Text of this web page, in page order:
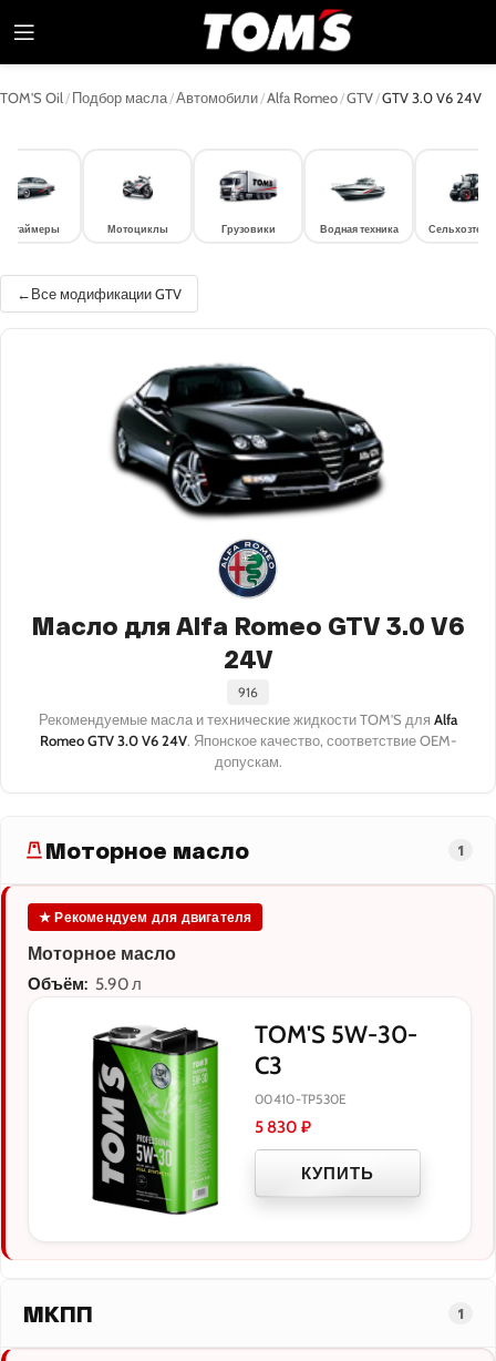
TOM'S Oil /Подбор масла/Автомобили/Alfa Romeo/GTV/GTV 3.0 V6 24V
Мотоциклы Грузовики Водная техника
Все модификации GTV
Масло для Alfa Romeo GTV 3.0 V6
24V
916
Рекомендуемые масла и технические жидкости TOM'S для Alfa
Romeo GTV 3.0 V6 24V. Японское качество, соответствие OEM-
допускам.
Моторное масло 1
★ Рекомендуем для двигателя
Моторное масло
Объём: 5.90 л
TOM'S 5W-30-
C3
00410-TP530E
5 830 ₽
КУПИТЬ
МКПП 1